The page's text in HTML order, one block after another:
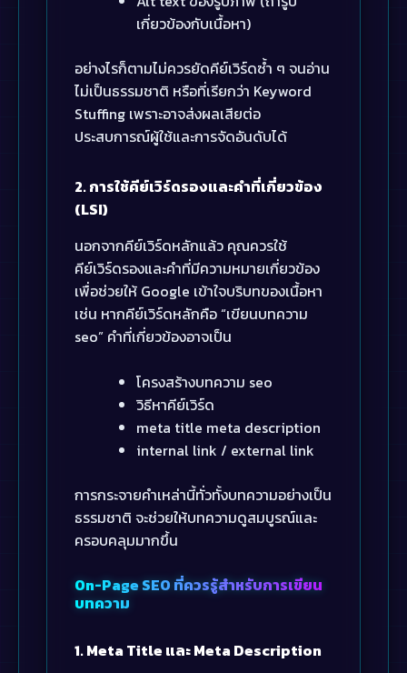
เกี่ยวข้องกับเนื้อหา)
อย่างไรก็ตามไม่ควรยัดคีย์เวิร์ดซ้ำ ๆ จนอ่าน
ไม่เป็นธรรมชาติ หรือที่เรียกว่า Keyword
Stuffing เพราะอาจส่งผลเสียต่อ
ประสบการณ์ผู้ใช้และการจัดอันดับได้
2. การใช้คีย์เวิร์ดรองและคำที่เกี่ยวข้อง
(LSI)
นอกจากคีย์เวิร์ดหลักแล้ว คุณควรใช้
คีย์เวิร์ดรองและคำที่มีความหมายเกี่ยวข้อง
เพื่อช่วยให้ Google เข้าใจบริบทของเนื้อหา
เช่น หากคีย์เวิร์ดหลักคือ “เขียนบทความ
seo” คำที่เกี่ยวข้องอาจเป็น
โครงสร้างบทความ seo
วิธีหาคีย์เวิร์ด
meta title meta description
internal link / external link
การกระจายคำเหล่านี้ทั่วทั้งบทความอย่างเป็น
ธรรมชาติ จะช่วยให้บทความดูสมบูรณ์และ
ครอบคลุมมากขึ้น
On-Page SEO ที่ควรรู้สำหรับการเขียน
บทความ
1. Meta Title และ Meta Description